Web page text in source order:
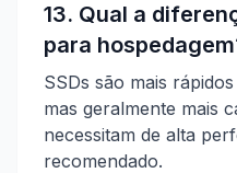
13. Qual a
para
SSDs são mais
mas geralmente mais
necessitam de alta
recomendado.